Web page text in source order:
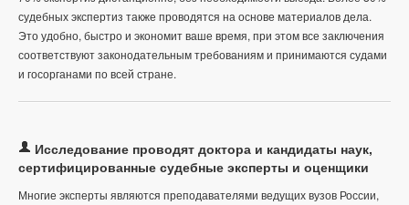
судебных экспертиз также проводятся на основе материалов дела.
Это удобно, быстро и экономит ваше время, при этом все заключения
соответствуют законодательным требованиям и принимаются судами
и госорганами по всей стране.
Исследование проводят доктора и кандидаты наук,
сертифицированные судебные эксперты и оценщики
Многие эксперты являются преподавателями ведущих вузов России,